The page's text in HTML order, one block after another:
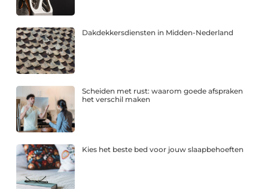
Dakdekkersdiensten in Midden-Nederland
Scheiden met rust: waarom goede afspraken
het verschil maken
Kies het beste bed voor jouw slaapbehoeften